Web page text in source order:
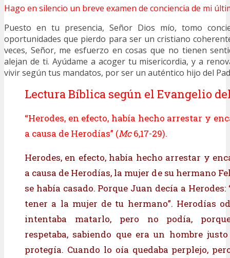
Hago en silencio un breve examen de conciencia de mi
Puesto en tu presencia, Señor Dios mío, tomo
oportunidades que pierdo para ser un cristiano
veces, Señor, me esfuerzo en cosas que no tienen
alejan de ti. Ayúdame a acoger tu misericordia, y a
vivir según tus mandatos, por ser un auténtico hijo del
Lectura Bíblica según el Evangelio
“Herodes, en efecto, había hecho arrestar y
a causa de Herodías” (Mc6,17-29).
Herodes, en efecto, había hecho arrestar y
a causa de Herodías, la mujer de su hermano
se había casado. Porque Juan decía a
tener a la mujer de tu hermano”. Herodías
intentaba matarlo, pero no podía,
respetaba, sabiendo que era un hombre
protegía. Cuando lo oía quedaba perplejo,